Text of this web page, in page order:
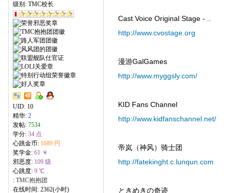
级别: TMC校长
UID: 10
精华: 2
发帖: 7534
学分: 34 点
心跳金币: 1689 円
奖学金: 61 ￥
邪恶度: 109 级
心跳度: 9 ℃
: TMC抱抱团
在线时间: 2362(小时)
Cast Voice Original Stage - ..
http://www.cvostage.org
漫游GalGames
http://www.myggsly.com/
KID Fans Channel
http://www.kidfanschannel.net/
帝岚（神风）骑士团
http://fatekinght.c.lunqun.com
ときめきの奇迹